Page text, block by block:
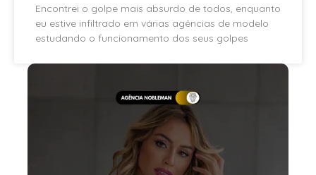
Encontrei o golpe mais absurdo de todos, enquanto
eu estive infiltrado em várias agências de modelo
estudando o funcionamento dos seus golpes